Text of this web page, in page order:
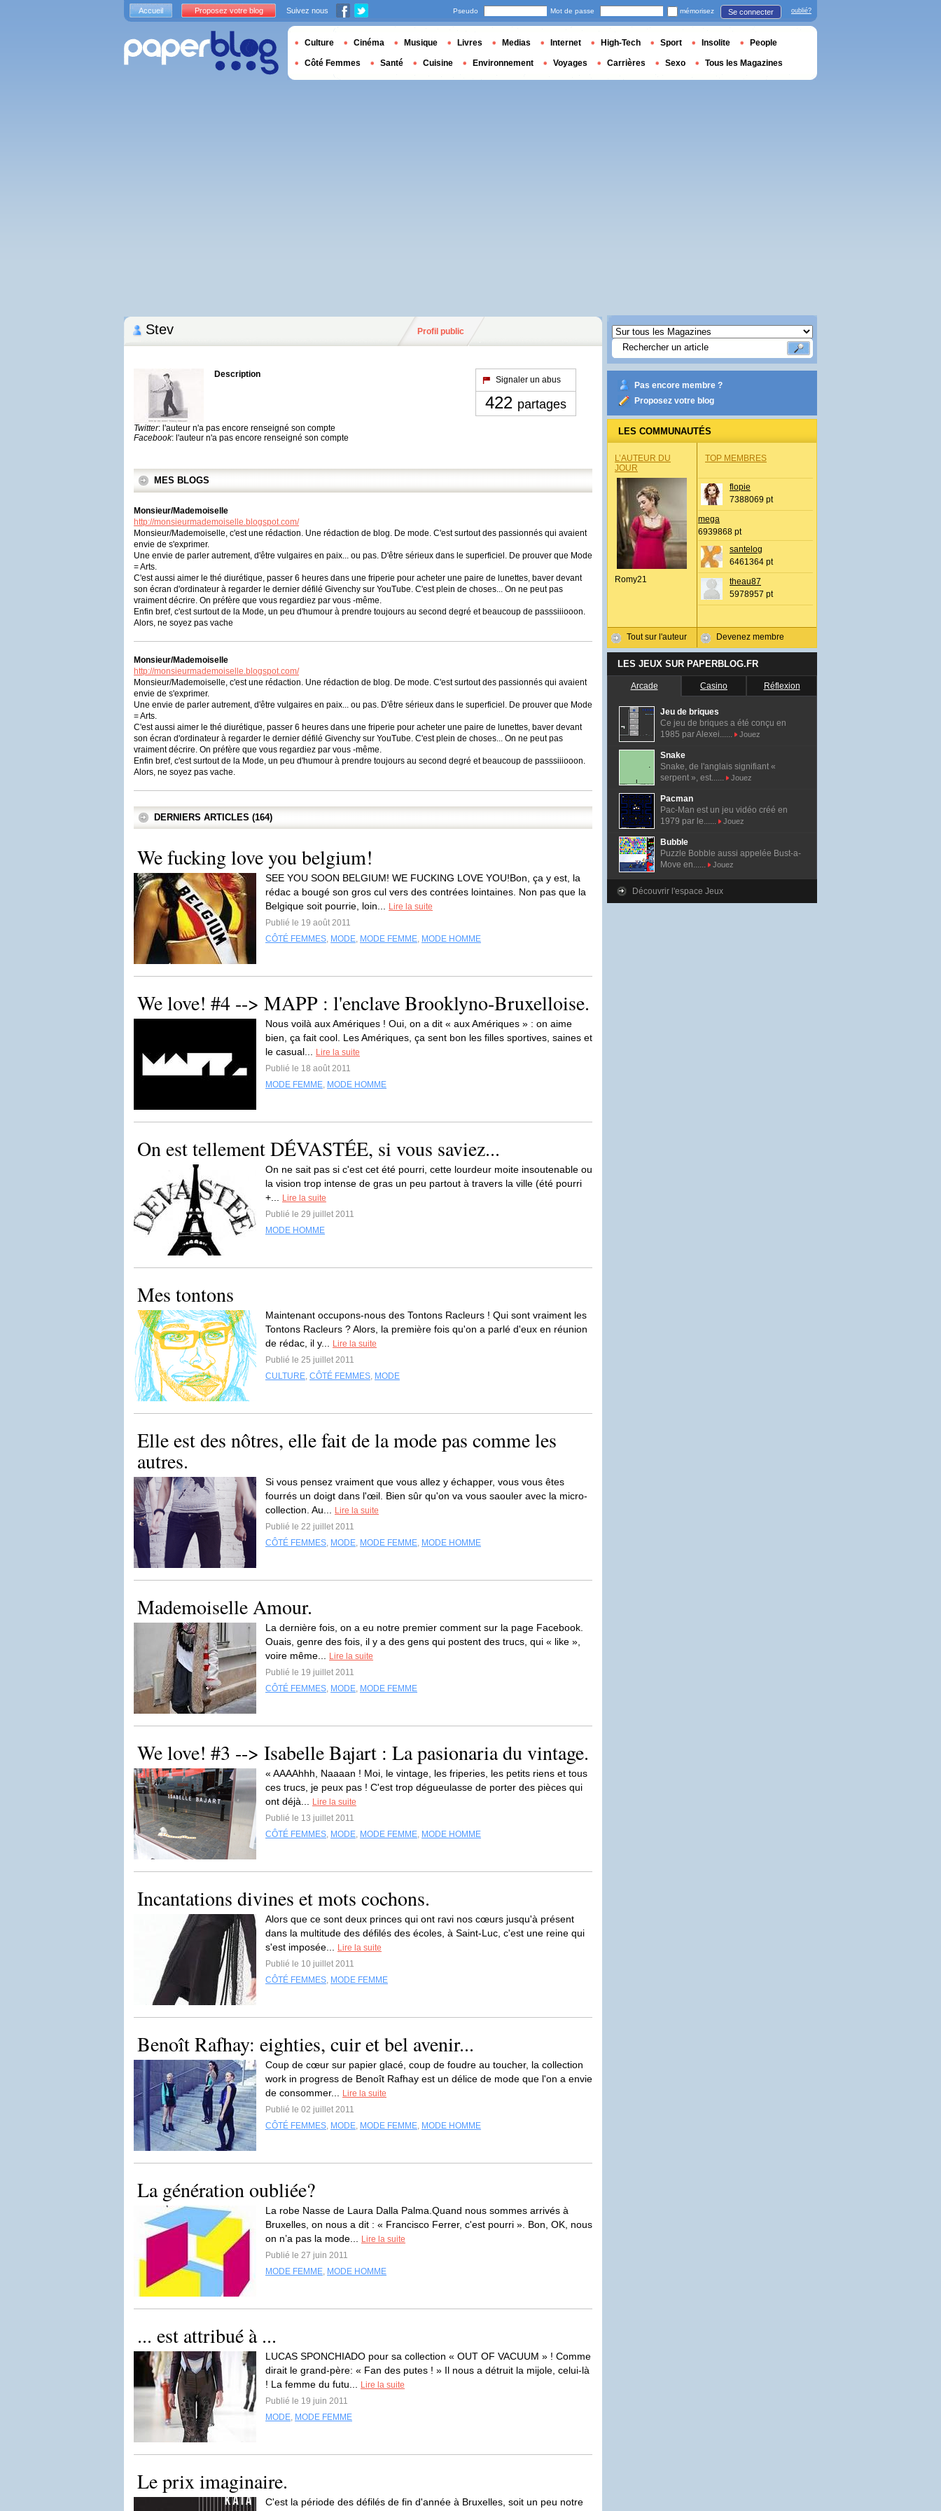
Stev Profil public
Description
Twitter: l'auteur n'a pas encore renseigné son compte
Facebook: l'auteur n'a pas encore renseigné son compte
Signaler un abus
422 partages
MES BLOGS
Monsieur/Mademoiselle
http://monsieurmademoiselle.blogspot.com/
Monsieur/Mademoiselle, c'est une rédaction. Une rédaction de blog. De mode. C'est surtout des passionnés qui avaient
envie de s'exprimer.
Une envie de parler autrement, d'être vulgaires en paix... ou pas. D'être sérieux dans le superficiel. De prouver que Mode
= Arts.
C'est aussi aimer le thé diurétique, passer 6 heures dans une friperie pour acheter une paire de lunettes, baver devant
son écran d'ordinateur à regarder le dernier défilé Givenchy sur YouTube. C'est plein de choses... On ne peut pas
vraiment décrire. On préfère que vous regardiez par vous -même.
Enfin bref, c'est surtout de la Mode, un peu d'humour à prendre toujours au second degré et beaucoup de passsiiiooon.
Alors, ne soyez pas vache
Monsieur/Mademoiselle
http://monsieurmademoiselle.blogspot.com/
Monsieur/Mademoiselle, c'est une rédaction. Une rédaction de blog. De mode. C'est surtout des passionnés qui avaient
envie de s'exprimer.
Une envie de parler autrement, d'être vulgaires en paix... ou pas. D'être sérieux dans le superficiel. De prouver que Mode
= Arts.
C'est aussi aimer le thé diurétique, passer 6 heures dans une friperie pour acheter une paire de lunettes, baver devant
son écran d'ordinateur à regarder le dernier défilé Givenchy sur YouTube. C'est plein de choses... On ne peut pas
vraiment décrire. On préfère que vous regardiez par vous -même.
Enfin bref, c'est surtout de la Mode, un peu d'humour à prendre toujours au second degré et beaucoup de passsiiiooon.
Alors, ne soyez pas vache.
DERNIERS ARTICLES (164)
We fucking love you belgium!
SEE YOU SOON BELGIUM! WE FUCKING LOVE YOU!Bon, ça y est, la
rédac a bougé son gros cul vers des contrées lointaines. Non pas que la
Belgique soit pourrie, loin...
Lire la suite
Publié le 19 août 2011
CÔTÉ FEMMES, MODE, MODE FEMME, MODE HOMME
We love! #4 --> MAPP : l'enclave Brooklyno-Bruxelloise.
Nous voilà aux Amériques ! Oui, on a dit « aux Amériques » : on aime
bien, ça fait cool. Les Amériques, ça sent bon les filles sportives, saines et
le casual...
Lire la suite
Publié le 18 août 2011
MODE FEMME, MODE HOMME
On est tellement DÉVASTÉE, si vous saviez...
On ne sait pas si c'est cet été pourri, cette lourdeur moite insoutenable ou
la vision trop intense de gras un peu partout à travers la ville (été pourri
+...
Lire la suite
Publié le 29 juillet 2011
MODE HOMME
Mes tontons
Maintenant occupons-nous des Tontons Racleurs ! Qui sont vraiment les
Tontons Racleurs ? Alors, la première fois qu'on a parlé d'eux en réunion
de rédac, il y...
Lire la suite
Publié le 25 juillet 2011
CULTURE, CÔTÉ FEMMES, MODE
Elle est des nôtres, elle fait de la mode pas comme les
autres.
Si vous pensez vraiment que vous allez y échapper, vous vous êtes
fourrés un doigt dans l'œil. Bien sûr qu'on va vous saouler avec la micro-
collection. Au...
Lire la suite
Publié le 22 juillet 2011
CÔTÉ FEMMES, MODE, MODE FEMME, MODE HOMME
Mademoiselle Amour.
La dernière fois, on a eu notre premier comment sur la page Facebook.
Ouais, genre des fois, il y a des gens qui postent des trucs, qui « like »,
voire même...
Lire la suite
Publié le 19 juillet 2011
CÔTÉ FEMMES, MODE, MODE FEMME
We love! #3 --> Isabelle Bajart : La pasionaria du vintage.
« AAAAhhh, Naaaan ! Moi, le vintage, les friperies, les petits riens et tous
ces trucs, je peux pas ! C'est trop dégueulasse de porter des pièces qui
ont déjà...
Lire la suite
Publié le 13 juillet 2011
CÔTÉ FEMMES, MODE, MODE FEMME, MODE HOMME
Incantations divines et mots cochons.
Alors que ce sont deux princes qui ont ravi nos cœurs jusqu'à présent
dans la multitude des défilés des écoles, à Saint-Luc, c'est une reine qui
s'est imposée...
Lire la suite
Publié le 10 juillet 2011
CÔTÉ FEMMES, MODE FEMME
Benoît Rafhay: eighties, cuir et bel avenir...
Coup de cœur sur papier glacé, coup de foudre au toucher, la collection
work in progress de Benoît Rafhay est un délice de mode que l'on a envie
de consommer...
Lire la suite
Publié le 02 juillet 2011
CÔTÉ FEMMES, MODE, MODE FEMME, MODE HOMME
La génération oubliée?
La robe Nasse de Laura Dalla Palma.Quand nous sommes arrivés à
Bruxelles, on nous a dit : « Francisco Ferrer, c'est pourri ». Bon, OK, nous
on n’a pas la mode...
Lire la suite
Publié le 27 juin 2011
MODE FEMME, MODE HOMME
... est attribué à ...
LUCAS SPONCHIADO pour sa collection « OUT OF VACUUM » ! Comme
dirait le grand-père: « Fan des putes ! » Il nous a détruit la mijole, celui-là
! La femme du futu...
Lire la suite
Publié le 19 juin 2011
MODE, MODE FEMME
Le prix imaginaire.
C'est la période des défilés de fin d'année à Bruxelles, soit un peu notre
Pas encore membre ?
Proposez votre blog
LES COMMUNAUTÉS
L’AUTEUR DU
JOUR
Romy21
Tout sur l'auteur
TOP MEMBRES
flopie
7388069 pt
mega
6939868 pt
santelog
6461364 pt
theau87
5978957 pt
Devenez membre
LES JEUX SUR PAPERBLOG.FR
Arcade Casino Réflexion
Jeu de briques
Ce jeu de briques a été conçu en
1985 par Alexei......
Jouez
Snake
Snake, de l'anglais signifiant «
serpent », est......
Jouez
Pacman
Pac-Man est un jeu vidéo créé en
1979 par le......
Jouez
Bubble
Puzzle Bobble aussi appelée Bust-a-
Move en......
Jouez
Découvrir l'espace Jeux
Accueil Proposez votre blog Suivez nous Pseudo Mot de passe mémorisez Se connecter oublié?
Culture Cinéma Musique Livres Medias Internet High-Tech Sport Insolite People
Côté Femmes Santé Cuisine Environnement Voyages Carrières Sexo Tous les Magazines